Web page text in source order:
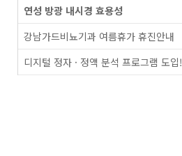
연성 방광 내시경 효용성
강남가드비뇨기과 여름휴가 휴진안내
디지털 정자 · 정액 분석 프로그램 도입!